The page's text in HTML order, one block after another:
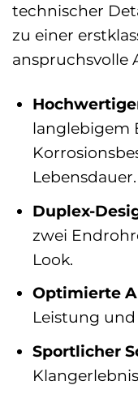
technischer
zu einer
anspruchsvolle
langlebigem
Lebensdauer.
Duplex-
zwei
Look.
Optimierte
Leistung
Sportlicher